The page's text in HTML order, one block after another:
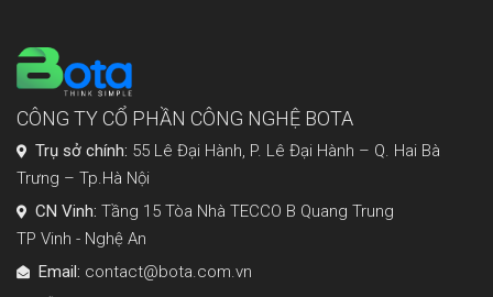
CÔNG TY CỔ PHẦN CÔNG NGHỆ BOTA
Trụ sở chính: 55 Lê Đại Hành, P. Lê Đại Hành – Q. Hai Bà
Trưng – Tp.Hà Nội
CN Vinh: Tầng 15 Tòa Nhà TECCO B Quang Trung
TP Vinh - Nghệ An
Email: contact@bota.com.vn